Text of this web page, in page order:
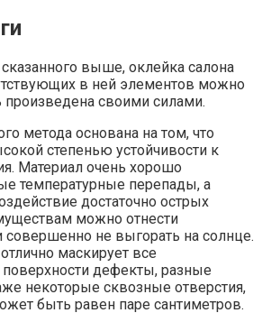
выше, оклейка салона
в ней элементов можно
своими силами.
метода основана на том, что
степенью устойчивости к
Материал очень хорошо
температурные перепады, а
достаточно острых
можно отнести
совершенно не выгорать на солнце.
маскирует все
дефекты, разные
некоторые сквозные отверстия,
быть равен паре сантиметров.